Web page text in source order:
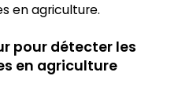
pour détecter les
en agriculture